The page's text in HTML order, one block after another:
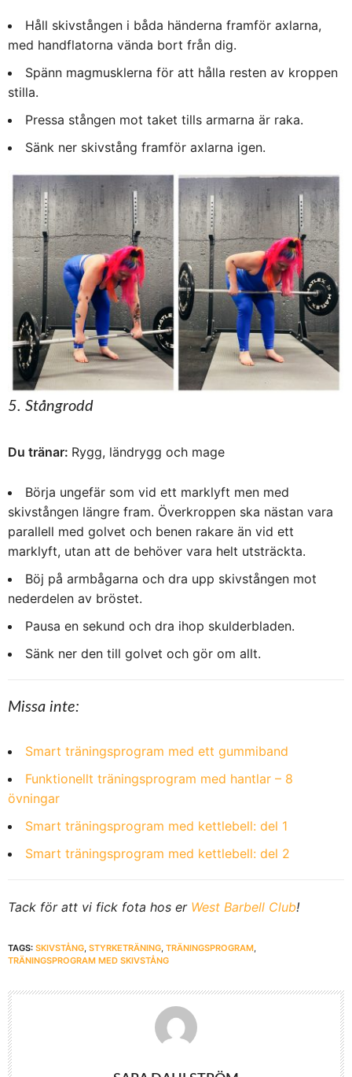
Håll skivstången i båda händerna framför axlarna,
med handflatorna vända bort från dig.
Spänn magmusklerna för att hålla resten av kroppen
stilla.
Pressa stången mot taket tills armarna är raka.
Sänk ner skivstång framför axlarna igen.
5. Stångrodd
Du tränar: Rygg, ländrygg och mage
Börja ungefär som vid ett marklyft men med
skivstången längre fram. Överkroppen ska nästan vara
parallell med golvet och benen rakare än vid ett
marklyft, utan att de behöver vara helt utsträckta.
Böj på armbågarna och dra upp skivstången mot
nederdelen av bröstet.
Pausa en sekund och dra ihop skulderbladen.
Sänk ner den till golvet och gör om allt.
Missa inte:
Smart träningsprogram med ett gummiband
Funktionellt träningsprogram med hantlar – 8
övningar
Smart träningsprogram med kettlebell: del 1
Smart träningsprogram med kettlebell: del 2
Tack för att vi fick fota hos er West Barbell Club!
TAGS: SKIVSTÅNG STYRKETRÄNING TRÄNINGSPROGRAM
TRÄNINGSPROGRAM MED SKIVSTÅNG